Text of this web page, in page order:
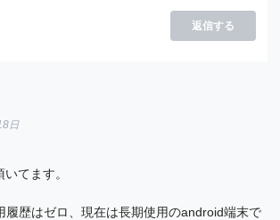
返信する
日
てます。
履歴はゼロ、現在は長期使用のandroid端末で